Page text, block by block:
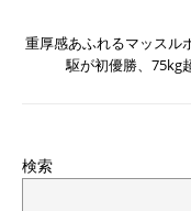
重厚感あふれるマッス
駆が初優勝、75kg
検索